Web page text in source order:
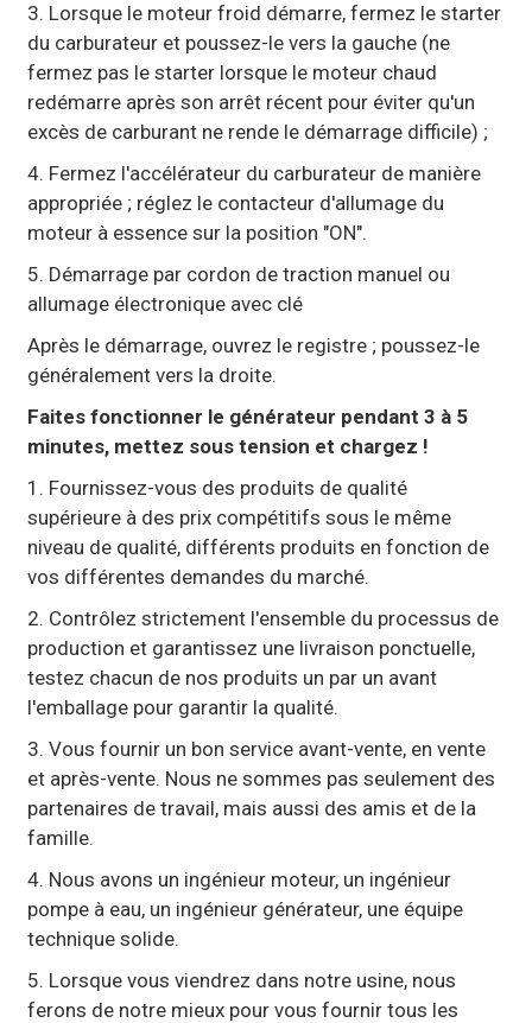
3. Lorsque le moteur froid démarre, fermez le starter
du carburateur et poussez-le vers la gauche (ne
fermez pas le starter lorsque le moteur chaud
redémarre après son arrêt récent pour éviter qu'un
excès de carburant ne rende le démarrage difficile) ;
4. Fermez l'accélérateur du carburateur de manière
appropriée ; réglez le contacteur d'allumage du
moteur à essence sur la position "ON".
5. Démarrage par cordon de traction manuel ou
allumage électronique avec clé
Après le démarrage, ouvrez le registre ; poussez-le
généralement vers la droite.
Faites fonctionner le générateur pendant 3 à 5
minutes, mettez sous tension et chargez !
1. Fournissez-vous des produits de qualité
supérieure à des prix compétitifs sous le même
niveau de qualité, différents produits en fonction de
vos différentes demandes du marché.
2. Contrôlez strictement l'ensemble du processus de
production et garantissez une livraison ponctuelle,
testez chacun de nos produits un par un avant
l'emballage pour garantir la qualité.
3. Vous fournir un bon service avant-vente, en vente
et après-vente. Nous ne sommes pas seulement des
partenaires de travail, mais aussi des amis et de la
famille.
4. Nous avons un ingénieur moteur, un ingénieur
pompe à eau, un ingénieur générateur, une équipe
technique solide.
5. Lorsque vous viendrez dans notre usine, nous
ferons de notre mieux pour vous fournir tous les